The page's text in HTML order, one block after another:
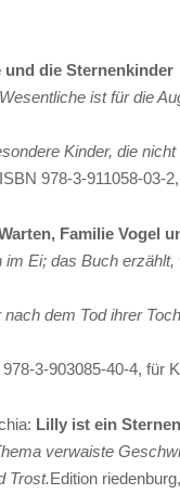
und die Sternenkinder
ist für die
Kinder, die
978-3-911058-03-
Familie Vogel
Ei; das Buch
dem Tod ihrer
3-903085-40-4, für
Lilly ist ein
verwaiste
Trost.